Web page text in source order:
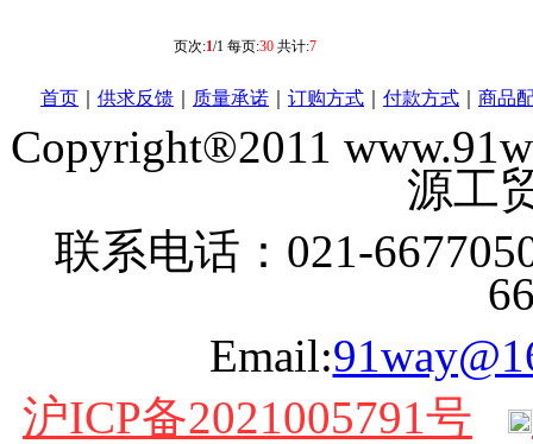
页次:1/1 每页:30 共计:7
首页 供求反馈 质量承诺 订购方式 付款方式 商品
Copyright®2011
源工
联系电话：021-
Email:
沪ICP备2021005791号